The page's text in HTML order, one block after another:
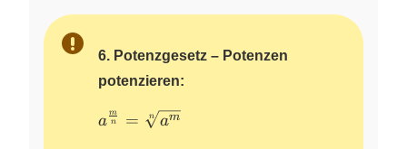
6. Potenzgesetz – Potenzen
potenzieren:
a^{\frac{m}
a n
m = n am